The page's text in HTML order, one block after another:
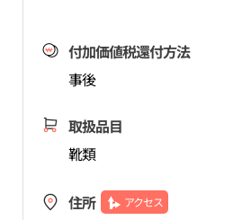
付加価値税還付方法
事後
取扱品目
靴類
住所 アクセス